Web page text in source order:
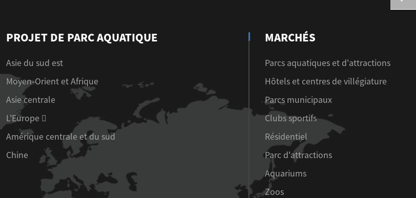
PROJET DE PARC AQUATIQUE
Asie du sud est
Moyen-Orient et Afrique
Asie centrale
L'Europe 
Amérique centrale et du sud
Chine
MARCHÉS
Parcs aquatiques et d'attractions
Hôtels et centres de villégiature
Parcs municipaux
Clubs sportifs
Résidentiel
Parc d'attractions
Aquariums
Zoos